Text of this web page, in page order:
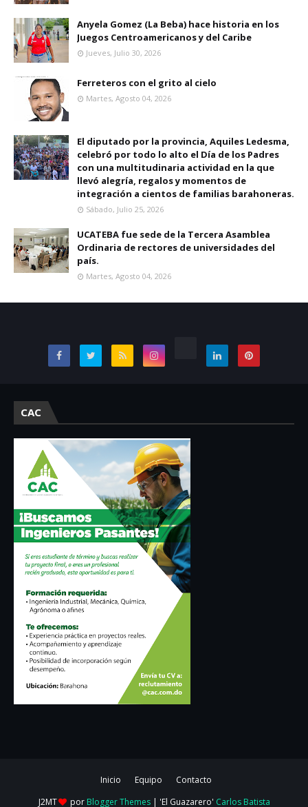
Anyela Gomez (La Beba) hace historia en los
Juegos Centroamericanos y del Caribe
Jueves, Julio 30, 2026
Ferreteros con el grito al cielo
Martes, Agosto 04, 2026
El diputado por la provincia, Aquiles Ledesma,
celebró por todo lo alto el Día de los Padres
con una multitudinaria actividad en la que
llevó alegría, regalos y momentos de
integración a cientos de familias barahoneras.
Sábado, Julio 25, 2026
UCATEBA fue sede de la Tercera Asamblea
Ordinaria de rectores de universidades del
país.
Martes, Agosto 04, 2026
CAC
Inicio Equipo
Contacto
J2MT
por Blogger Themes| 'El Guazarero' Carlos Batista